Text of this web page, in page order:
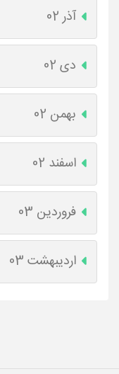
آذر 02
دی 02
بهمن 02
اسفند 02
فروردین 03
اردیبهشت 03